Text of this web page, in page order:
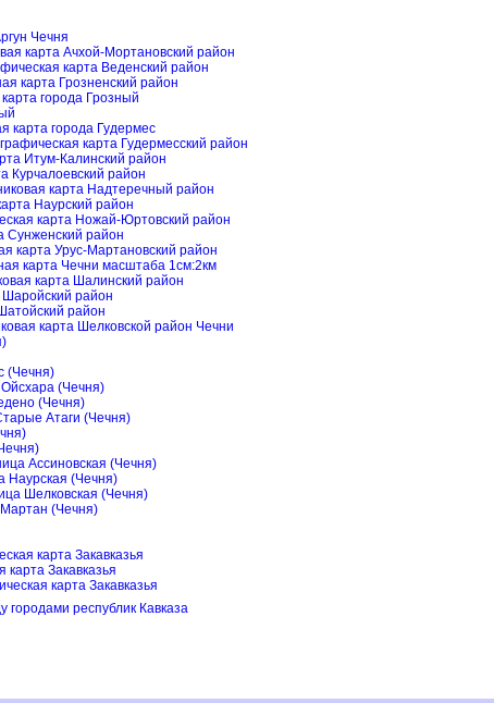
Чечня
карта Ачхой-Мортановский район
карта Веденский район
карта Грозненский район
города Грозный
карта города Гудермес
карта Гудермесский район
Итум-Калинский район
Курчалоевский район
карта Надтеречный район
Наурский район
карта Ножай-Юртовский район
Сунженский район
карта Урус-Мартановский район
карта Чечни масштаба 1см:2км
карта Шалинский район
Шаройский район
район
карта Шелковской район Чечни
(Чечня)
Ойсхара (Чечня)
(Чечня)
Атаги (Чечня)
Ассиновская (Чечня)
Наурская (Чечня)
Шелковская (Чечня)
Мартан (Чечня)
карта Закавказья
Закавказья
карта Закавказья
республик Кавказа